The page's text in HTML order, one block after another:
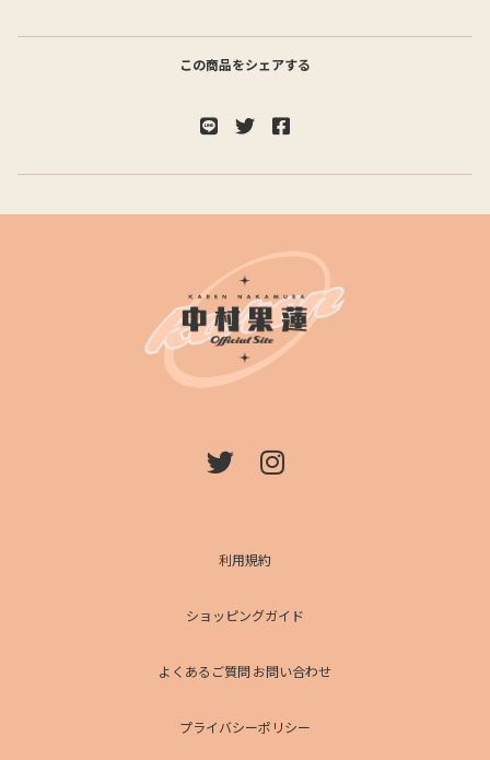
この商品をシェアする
利用規約
ショッピングガイド
よくあるご質問 お問い合わせ
プライバシーポリシー